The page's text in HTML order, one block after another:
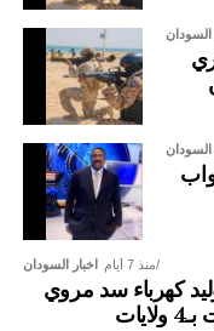
السودان
السودان
اخبار السودان منذ 7 أيام
كهرباء سد مروي